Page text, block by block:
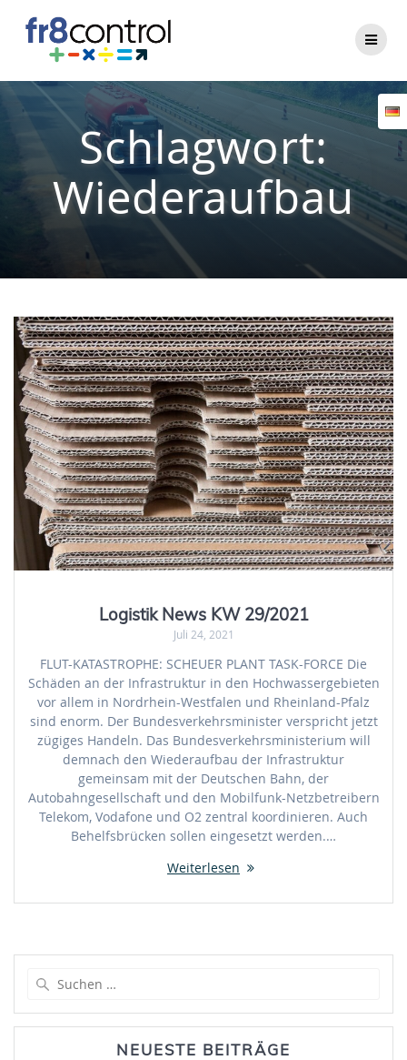
Schlagwort:
Wiederaufbau
Logistik News KW 29/2021
Juli 24, 2021
FLUT-KATASTROPHE: SCHEUER PLANT TASK-FORCE Die
Schäden an der Infrastruktur in den Hochwassergebieten
vor allem in Nordrhein-Westfalen und Rheinland-Pfalz
sind enorm. Der Bundesverkehrsminister verspricht jetzt
zügiges Handeln. Das Bundesverkehrsministerium will
demnach den Wiederaufbau der Infrastruktur
gemeinsam mit der Deutschen Bahn, der
Autobahngesellschaft und den Mobilfunk-Netzbetreibern
Telekom, Vodafone und O2 zentral koordinieren. Auch
Behelfsbrücken sollen eingesetzt werden.…
Weiterlesen
NEUESTE BEITRÄGE